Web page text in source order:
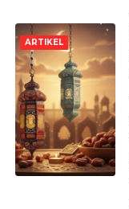
ARTIKEL